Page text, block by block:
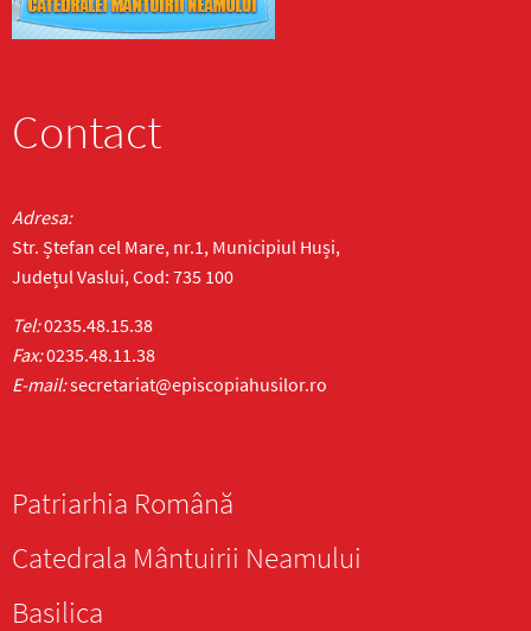
Contact
Adresa:
Str. Ștefan cel Mare, nr.1, Municipiul Huși,
Județul Vaslui, Cod: 735 100
Tel:0235.48.15.38
Fax:0235.48.11.38
E-mail:secretariat@episcopiahusilor.ro
Patriarhia Română
Catedrala Mântuirii Neamului
Basilica